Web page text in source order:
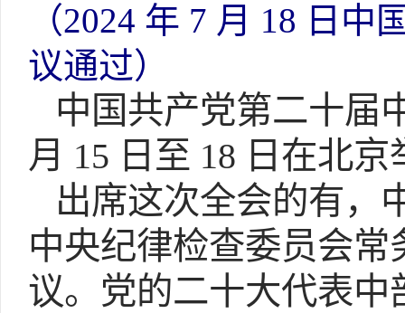
（2024 年 7 月 18 日
议通过）
中国共产党第二十届
月 15 日至 18 日在北
出席这次全会的有，
中央纪律检查委员会
议。 党的二十大代表